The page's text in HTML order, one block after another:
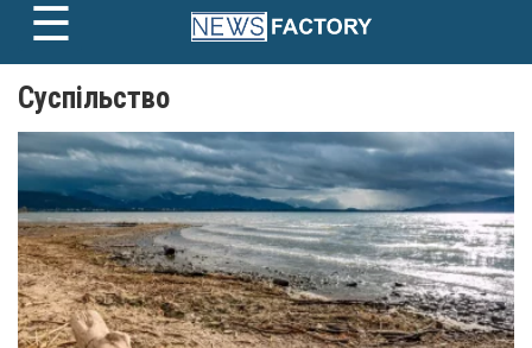
content
☰
Суспільство
1 2 … 8 Далі »